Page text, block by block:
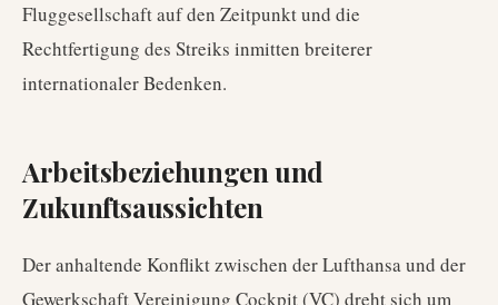
Fluggesellschaft auf den Zeitpunkt und die
Rechtfertigung des Streiks inmitten breiterer
internationaler Bedenken.
Arbeitsbeziehungen und
Zukunftsaussichten
Der anhaltende Konflikt zwischen der Lufthansa und der
Gewerkschaft Vereinigung Cockpit (VC) dreht sich um